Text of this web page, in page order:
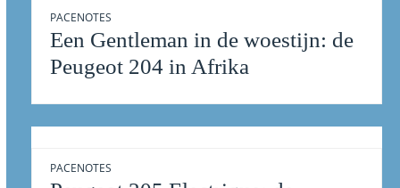
Een Gentleman in de woestijn: de
Peugeot 204 in Afrika
PACENOTES
PACENOTES